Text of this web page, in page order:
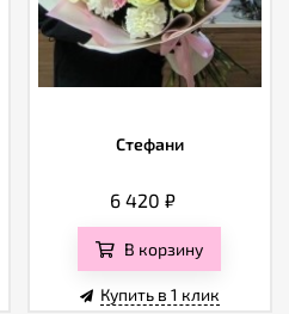
Стефани
6 420 ₽
В корзину
Купить в 1 клик